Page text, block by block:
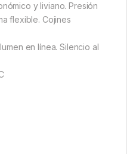
y liviano. Presión
flexible. Cojines
en línea. Silencio al